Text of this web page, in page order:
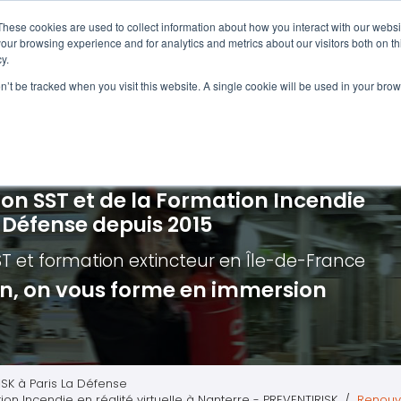
cookies are used to collect information about how you interact with our
browsing experience and for analytics and metrics about our visitors both on
be tracked when you visit this website. A single cookie will be used in your
incendie - Guide et Serre file
de première intervention
Extincteurs
en réalité augmentée
Évacuation établissements de
Évacuation secteur tertiaire
Évacuation secteur industriel
SST et de la Formation Incendie
depuis 2015
et formation extincteuren Île-de-France
on vous forme en immersion
à Paris La Défense